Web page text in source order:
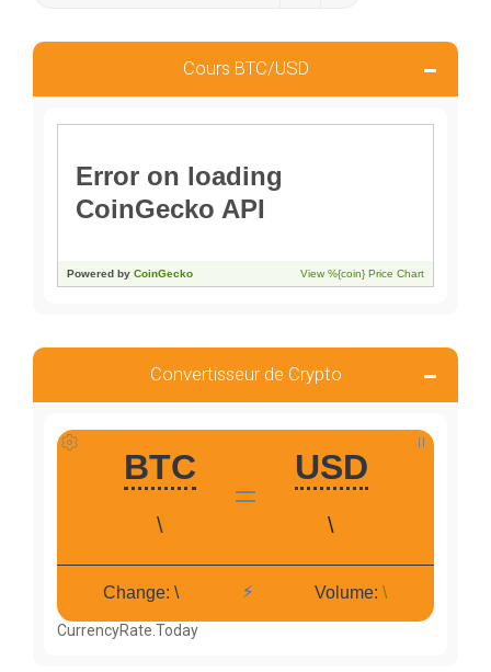
Cours BTC/USD
Convertisseur de Crypto
CurrencyRate.Today